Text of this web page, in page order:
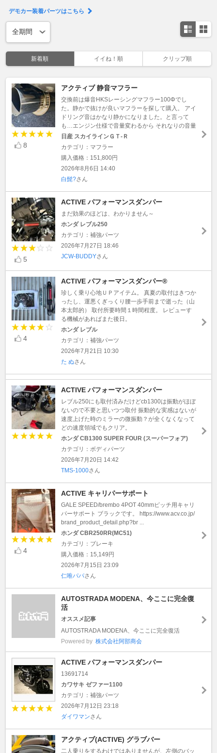
デモカー装着パーツはこちら
新着順 イイね！順 クリップ順
8
アクティブ 静音マフラー
交換前は爆音HKSレーシングマフラー100Φでし
た。静かで抜けが良いマフラーを探して購入。 アイ
ドリング音はかなり静かになりました。と言って
も…エンジン仕様で音量変わるから それなりの音量
日産 スカイラインＧＴ‐Ｒ
カテゴリ：マフラー
購入価格：151,800円
2026年8月6日 14:40
白髭?さん
5
ACTIVE パフォーマンスダンパー
まだ効果のほどは、わかりません～
ホンダ レブル250
カテゴリ：補強パーツ
2026年7月27日 18:46
JCW-BUDDYさん
4
ACTIVE パフォーマンスダンパー®
珍しく乗り心地ＵＰアイテム。 真夏の取付はきつか
ったし、運悪くぎっくり腰一歩手前まで逝った（山
本太郎的） 取付所要時間１時間程度。 レビューす
る機械があればまた後日。
ホンダ レブル
カテゴリ：補強パーツ
2026年7月21日 10:30
た ぬさん
ACTIVE パフォーマンスダンパー
レブル250にも取付済みだけどcb1300は振動がほぼ
ないので不要と思いつつ取付 振動的な実感はないが
速度上げた時のミラーの微振動？が全くなくなって
どの速度領域でもクリア。
ホンダ CB1300 SUPER FOUR (スーパーフォア)
カテゴリ：ボディパーツ
2026年7月20日 14:42
TMS-1000さん
4
ACTIVE キャリパーサポート
GALE SPEED/brembo 4POT 40mmピッチ用キャリ
パーサポート ブラックです。 https://www.acv.co.jp/
brand_product_detail.php?br ...
ホンダ CBR250RR(MC51)
カテゴリ：ブレーキ
購入価格：15,149円
2026年7月15日 23:09
仁唯パパさん
AUTOSTRADA MODENA、今ここに完全復
活
オススメ記事
AUTOSTRADA MODENA、今ここに完全復活
Powered by 株式会社阿部商会
ACTIVE パフォーマンスダンパー
13691714
カワサキ ゼファー1100
カテゴリ：補強パーツ
2026年7月12日 23:18
ダイワマンさん
アクティブ(ACTIVE) グラブバー
二人乗りをするわけではありませんが、左側のバッ